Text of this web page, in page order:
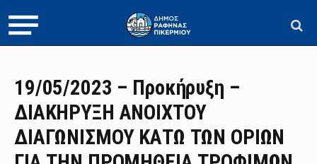
19/05/2023 – Προκήρυξη –
ΔΙΑΚΗΡΥΞΗ ΑΝΟΙΧΤΟΥ
ΔΙΑΓΩΝΙΣΜΟΥ ΚΑΤΩ ΤΩΝ ΟΡΙΩΝ